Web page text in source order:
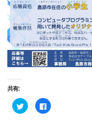
共有:
ク
リ
Facebook
で